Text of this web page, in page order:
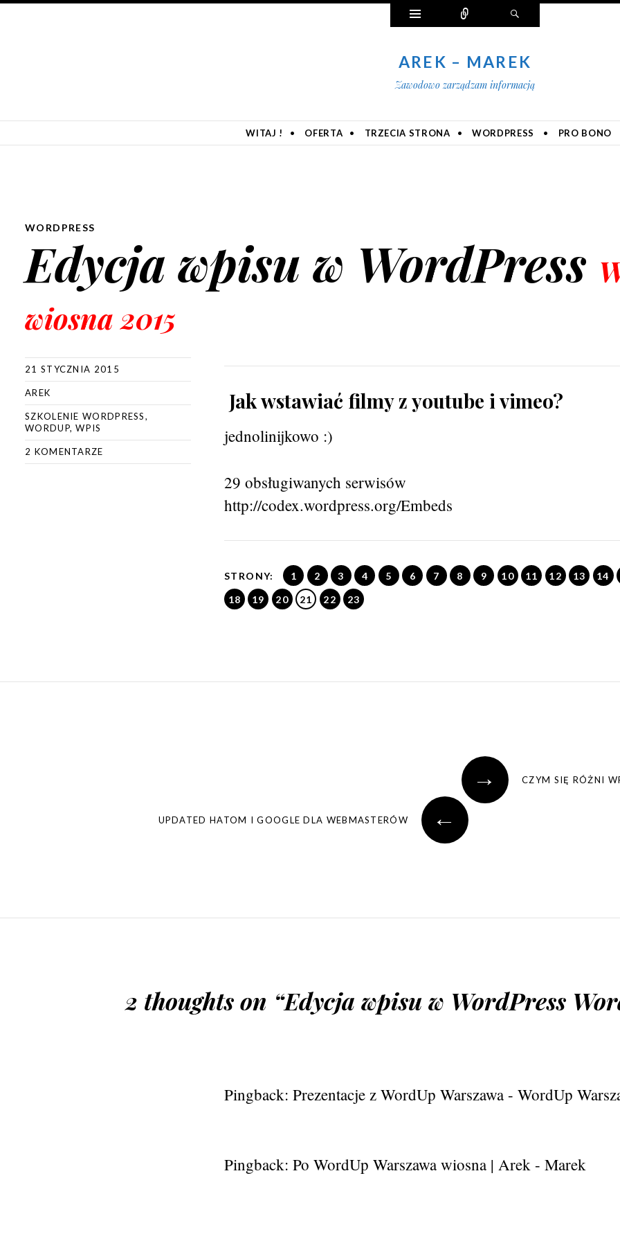
Widgety Połącz
AREK – MAREK
Zawodowo zarządzam informacją
WITAJ ! OFERTA TRZECIA STRONA WORDPRESS PRO BONO
WORDPRESS
Edycja wpisu w WordPress
wiosna 2015
21 STYCZNIA 2015
AREK
SZKOLENIE WORDPRESS,
WORDUP,WPIS
2 KOMENTARZE
Jak wstawiać filmy z youtube i vimeo?
jednolinijkowo :)
29 obsługiwanych serwisów
http://codex.wordpress.org/Embeds
STRONY: 1 2 3 4 5 6 7 8 9 10 11 12 13 14
18
19 20 21 22 23
→ CZYM SIĘ RÓŻNI
←
UPDATED HATOM I GOOGLE DLA WEBMASTERÓW
2 thoughts on “Edycja wpisu w WordPress
Pingback: Prezentacje z WordUp Warszawa - WordUp
Pingback: Po WordUp Warszawa wiosna | Arek - Marek